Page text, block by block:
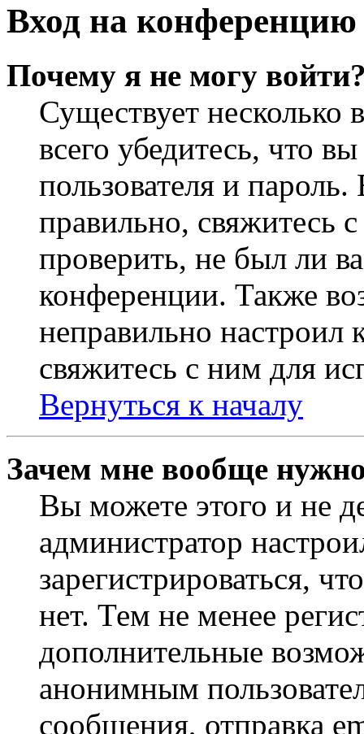
Вход на конференцию
Почему я не могу
Существует
всего убедитесь, что
пользователя и
правильно, свяжитесь
проверить, не был ли
конференции. Также
неправильно
свяжитесь с ним для
Вернуться к началу
Зачем мне вообще
Вы можете этого и не
администратор
зарегистрироваться,
нет. Тем не менее
дополнительные
анонимным
сообщения, отправка